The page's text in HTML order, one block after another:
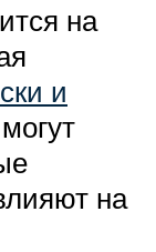
на
и
на